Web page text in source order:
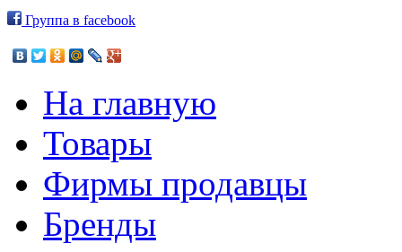
Группа в facebook
На главную
Товары
Фирмы продавцы
Бренды